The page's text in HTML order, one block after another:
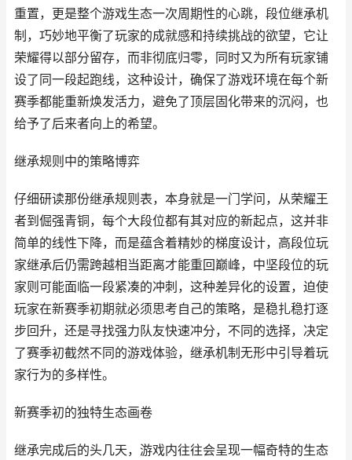
重置，更是整个游戏生态一次周期性的心跳，段位继承机
制，巧妙地平衡了玩家的成就感和持续挑战的欲望，它让
荣耀得以部分留存，而非彻底归零，同时又为所有玩家铺
设了同一段起跑线，这种设计，确保了游戏环境在每个新
赛季都能重新焕发活力，避免了顶层固化带来的沉闷，也
给予了后来者向上的希望。
继承规则中的策略博弈
仔细研读那份继承规则表，本身就是一门学问，从荣耀王
者到倔强青铜，每个大段位都有其对应的新起点，这并非
简单的线性下降，而是蕴含着精妙的梯度设计，高段位玩
家继承后仍需跨越相当距离才能重回巅峰，中坚段位的玩
家则可能面临一段紧凑的冲刺，这种差异化的设置，迫使
玩家在新赛季初期就必须思考自己的策略，是稳扎稳打逐
步回升，还是寻找强力队友快速冲分，不同的选择，决定
了赛季初截然不同的游戏体验，继承机制无形中引导着玩
家行为的多样性。
新赛季初的独特生态画卷
继承完成后的头几天，游戏内往往会呈现一幅奇特的生态